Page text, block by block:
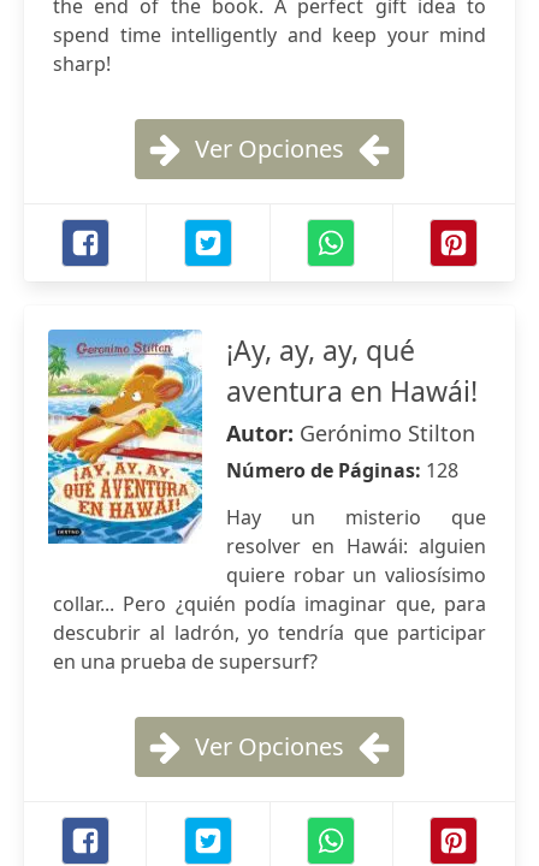
the end of the book. A perfect gift idea to
spend time intelligently and keep your mind
sharp!
Ver Opciones
¡Ay, ay, ay, qué
aventura en Hawái!
Autor: Gerónimo Stilton
Número de Páginas: 128
Hay un misterio que
resolver en Hawái: alguien
quiere robar un valiosísimo
collar... Pero ¿quién podía imaginar que, para
descubrir al ladrón, yo tendría que participar
en una prueba de supersurf?
Ver Opciones